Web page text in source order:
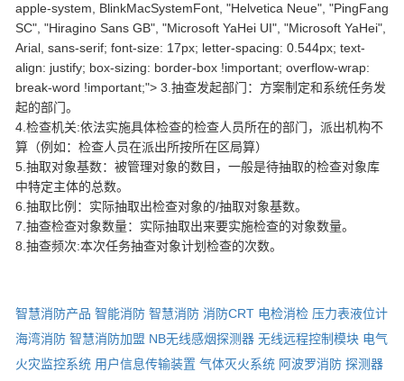
apple-system, BlinkMacSystemFont, "Helvetica Neue", "PingFang
SC", "Hiragino Sans GB", "Microsoft YaHei UI", "Microsoft YaHei",
Arial, sans-serif; font-size: 17px; letter-spacing: 0.544px; text-
align: justify; box-sizing: border-box !important; overflow-wrap:
break-word !important;"> 3.抽查发起部门：方案制定和系统任务发
起的部门。
4.检查机关:依法实施具体检查的检查人员所在的部门，派出机构不
算（例如：检查人员在派出所按所在区局算）
5.抽取对象基数：被管理对象的数目，一般是待抽取的检查对象库
中特定主体的总数。
6.抽取比例：实际抽取出检查对象的/抽取对象基数。
7.抽查检查对象数量：实际抽取出来要实施检查的对象数量。
8.抽查频次:本次任务抽查对象计划检查的次数。
智慧消防产品 智能消防 智慧消防 消防CRT 电检消检 压力表液位计
海湾消防 智慧消防加盟 NB无线感烟探测器 无线远程控制模块 电气
火灾监控系统 用户信息传输装置 气体灭火系统 阿波罗消防 探测器